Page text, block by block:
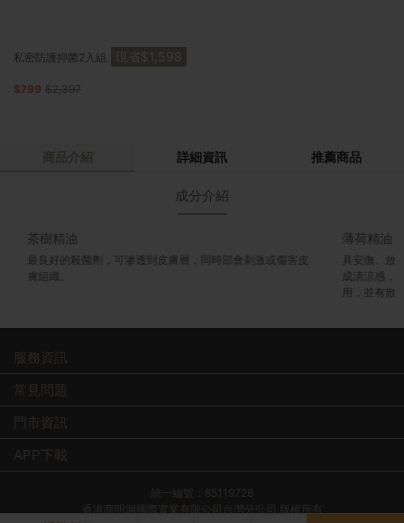
私密防護抑菌2入組 現省$1,598
$799 $2,397
詳細資訊 推薦商品
成分介紹
茶樹精油
最良好的殺菌劑，可滲透到皮膚層，同時部會刺激或傷害皮
膚組織。
薄荷精油
具安撫、放
成清涼感，
用，並有散
服務資訊
常見問題
門市資訊
APP下載
統一編號：85119726
香港商明洞國際實業有限公司台灣分公司 版權所有